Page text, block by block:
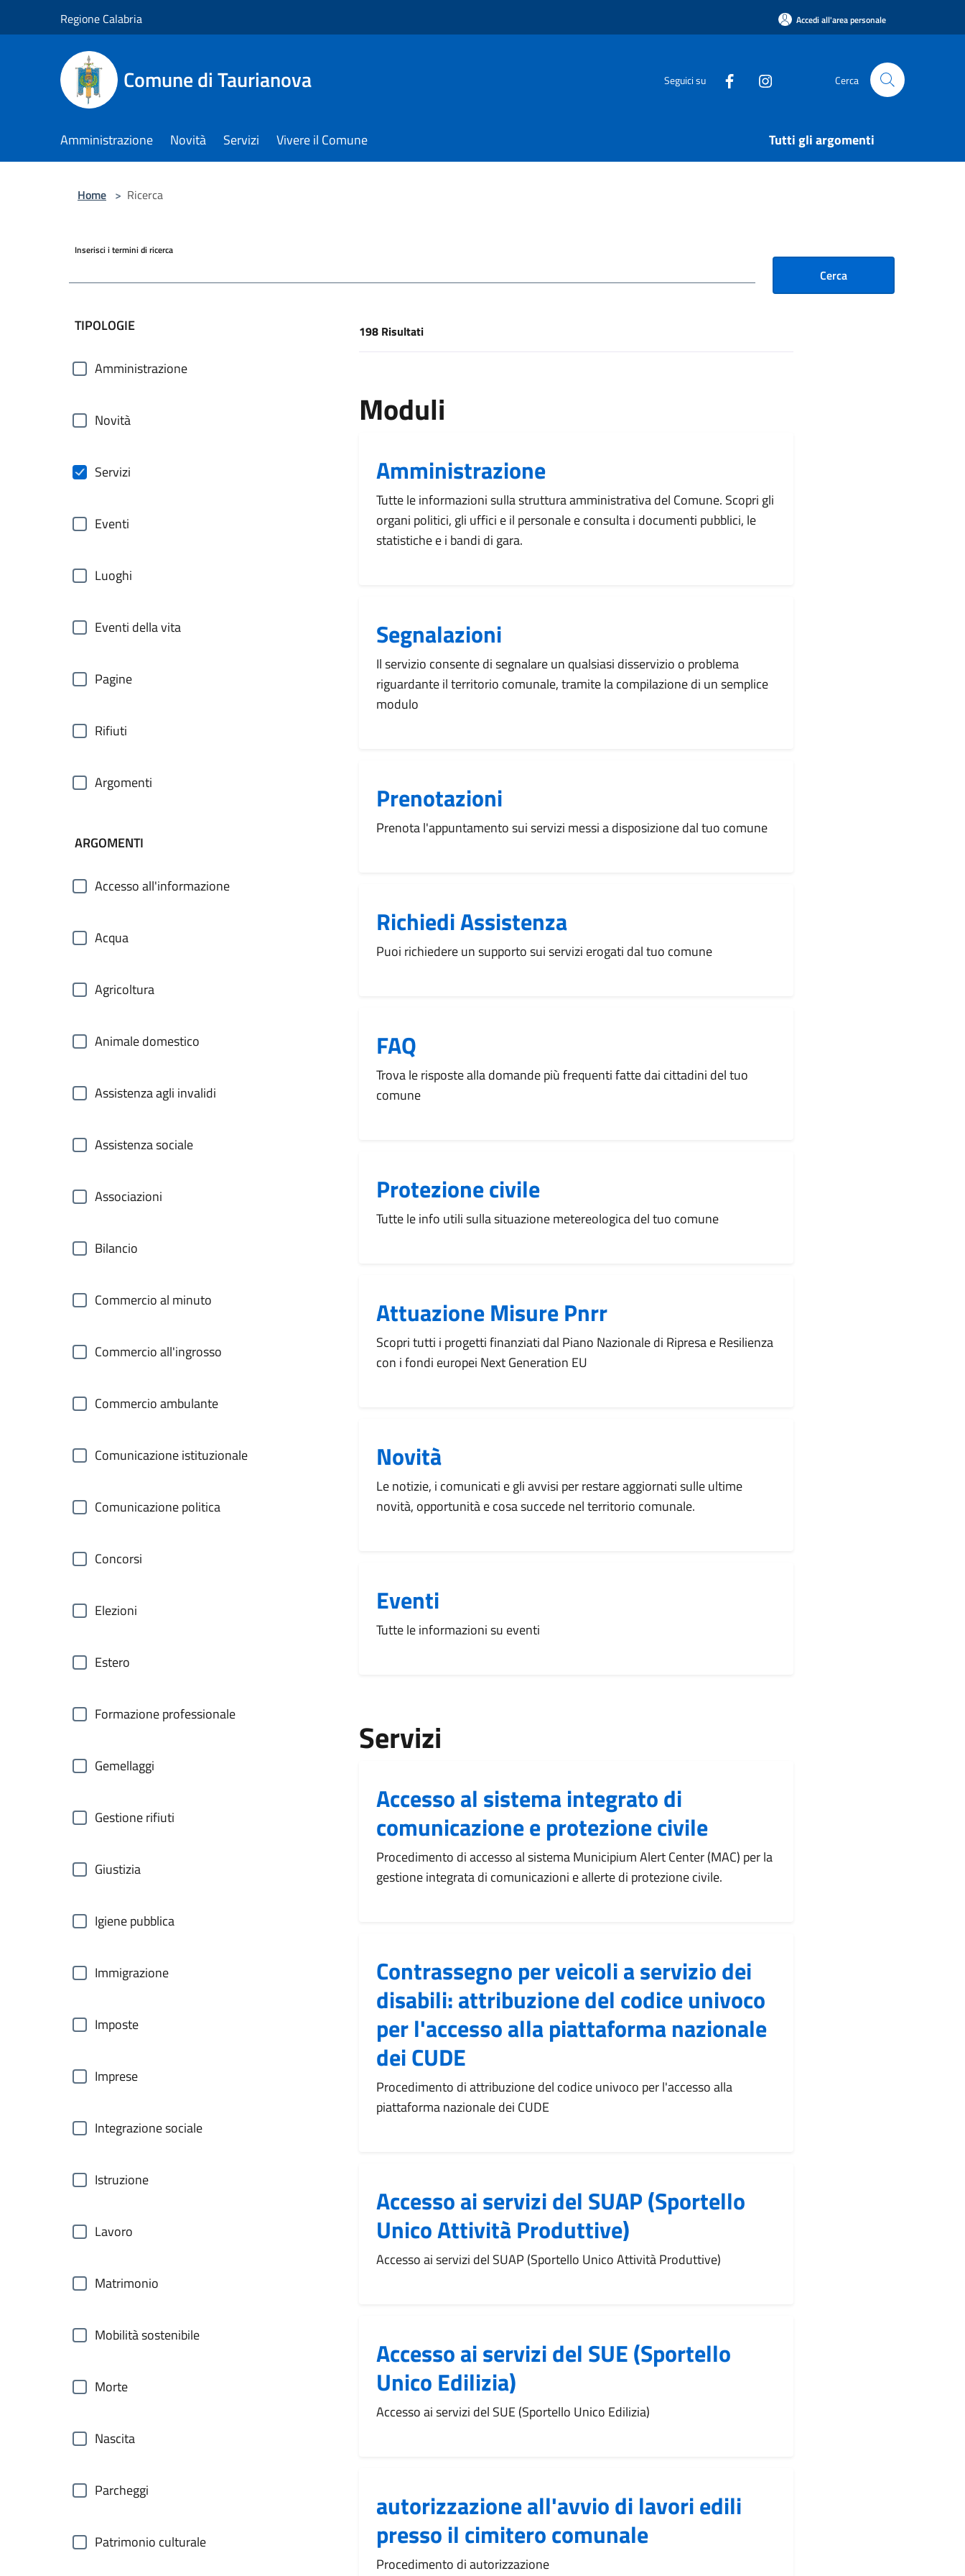
Regione Calabria Accedi all'area personale
Comune di Taurianova Seguici su Cerca
Amministrazione Novità Servizi Vivere il Comune Tutti gli argomenti
Home > Ricerca
Inserisci i termini di ricerca
Cerca
filtri da applicare
TIPOLOGIE
Amministrazione
Novità
Servizi
Eventi
Luoghi
Eventi della vita
Pagine
Rifiuti
Argomenti
ARGOMENTI
Accesso all'informazione
Acqua
Agricoltura
Animale domestico
Assistenza agli invalidi
Assistenza sociale
Associazioni
Bilancio
Commercio al minuto
Commercio all'ingrosso
Commercio ambulante
Comunicazione istituzionale
Comunicazione politica
Concorsi
Elezioni
Estero
Formazione professionale
Gemellaggi
Gestione rifiuti
Giustizia
Igiene pubblica
Immigrazione
Imposte
Imprese
Integrazione sociale
Istruzione
Lavoro
Matrimonio
Mobilità sostenibile
Morte
Nascita
Parcheggi
Patrimonio culturale
[results] Risultati
198 Risultati
Moduli
Amministrazione
Tutte le informazioni sulla struttura amministrativa del Comune. Scopri gli
organi politici, gli uffici e il personale e consulta i documenti pubblici, le
statistiche e i bandi di gara.
Segnalazioni
Il servizio consente di segnalare un qualsiasi disservizio o problema
riguardante il territorio comunale, tramite la compilazione di un semplice
modulo
Prenotazioni
Prenota l'appuntamento sui servizi messi a disposizione dal tuo comune
Richiedi Assistenza
Puoi richiedere un supporto sui servizi erogati dal tuo comune
FAQ
Trova le risposte alla domande più frequenti fatte dai cittadini del tuo
comune
Protezione civile
Tutte le info utili sulla situazione metereologica del tuo comune
Attuazione Misure Pnrr
Scopri tutti i progetti finanziati dal Piano Nazionale di Ripresa e Resilienza
con i fondi europei Next Generation EU
Novità
Le notizie, i comunicati e gli avvisi per restare aggiornati sulle ultime
novità, opportunità e cosa succede nel territorio comunale.
Eventi
Tutte le informazioni su eventi
Servizi
Accesso al sistema integrato di
comunicazione e protezione civile
Procedimento di accesso al sistema Municipium Alert Center (MAC) per la
gestione integrata di comunicazioni e allerte di protezione civile.
Contrassegno per veicoli a servizio dei
disabili: attribuzione del codice univoco
per l'accesso alla piattaforma nazionale
dei CUDE
Procedimento di attribuzione del codice univoco per l'accesso alla
piattaforma nazionale dei CUDE
Accesso ai servizi del SUAP (Sportello
Unico Attività Produttive)
Accesso ai servizi del SUAP (Sportello Unico Attività Produttive)
Accesso ai servizi del SUE (Sportello
Unico Edilizia)
Accesso ai servizi del SUE (Sportello Unico Edilizia)
autorizzazione all'avvio di lavori edili
presso il cimitero comunale
Procedimento di autorizzazione